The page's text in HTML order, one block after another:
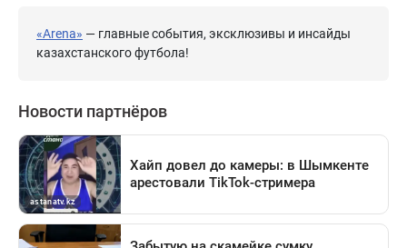
«Arena» — главные события, эксклюзивы и инсайды
казахстанского футбола!